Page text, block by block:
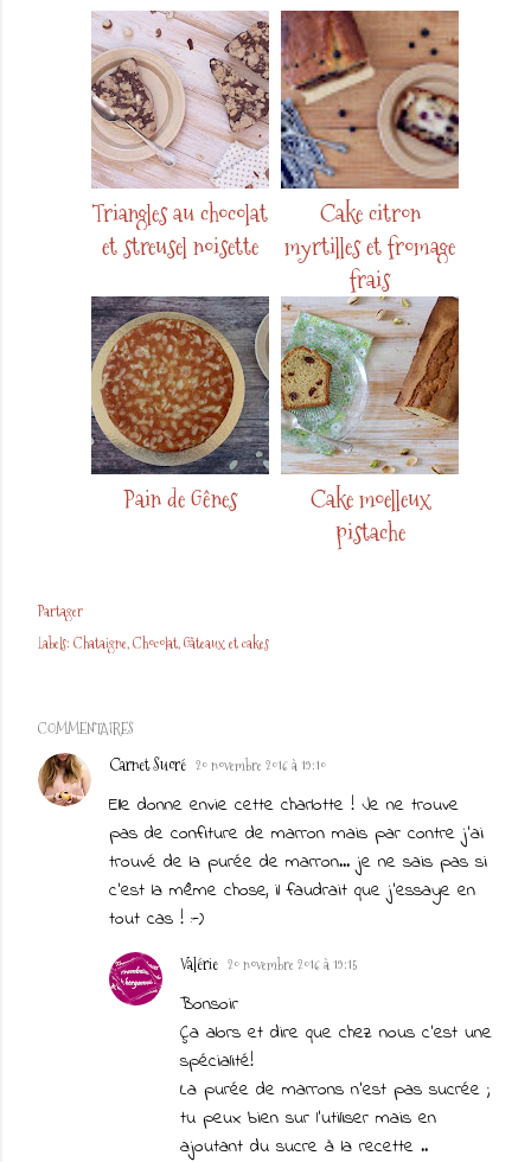
Triangles au chocolat
et streusel noisette
Cake citron
myrtilles et fromage
frais
Pain de Gênes
Cake moelleux
pistache
Partager
Labels: Chataigne Chocolat Gâteaux et cakes
COMMENTAIRES
Carnet Sucré 20 novembre 2016 à 19:10
Elle donne envie cette charlotte ! Je ne trouve
pas de confiture de marron mais par contre j'ai
trouvé de la purée de marron... je ne sais pas si
c'est la même chose, il faudrait que j'essaye en
tout cas ! :-)
Valérie 20 novembre 2016 à 19:15
Bonsoir
Ça alors et dire que chez nous c'est une
spécialité!
La purée de marrons n'est pas sucrée ;
tu peux bien sur l'utiliser mais en
ajoutant du sucre à la recette ..